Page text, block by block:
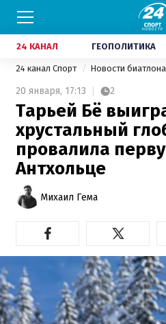
24 КАНАЛ ГЕОПОЛИТИКА
24 канал Спорт Новости биатлона
20 января, 17:13 2
Тарьей Бё
хрустальный
провалила
Антхольце
Михаил Гема